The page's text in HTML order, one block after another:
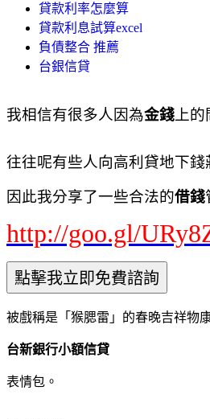
貸款利率怎麼算
貸款利息試算excel
負債整合 推薦
台銀信貸
我相信有很多人因為金錢 上
往往呢有些人向高利貸地下錢
因此我分享了一些合法的借錢
http://goo.gl/
被戲稱是「猴腮雷」的春晚吉祥物
台新銀行小額信貸
表情包。